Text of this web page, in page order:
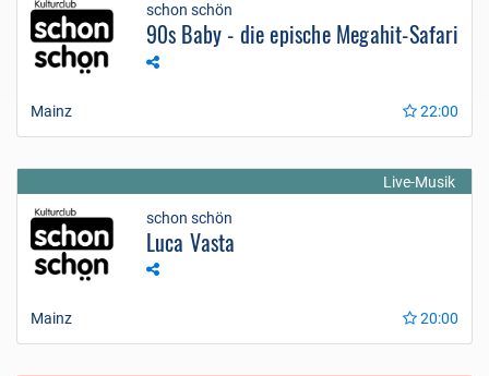
schon schön
90s Baby - die epische Megahit-Safari
Mainz 22:00
Live-Musik
schon schön
Luca Vasta
Mainz 20:00